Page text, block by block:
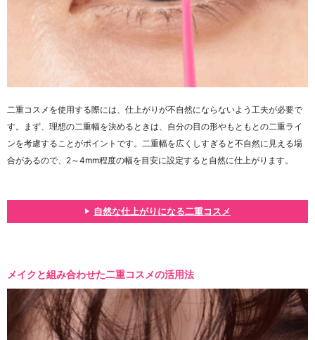
二重コスメを使用する際には、仕上がりが不自然にならないよう工夫が必要で
す。まず、理想の二重幅を決めるときは、自分の目の形やもともとの二重ライ
ンを考慮することがポイントです。二重幅を広くしすぎると不自然に見える場
合があるので、2～4mm程度の幅を目安に設定すると自然に仕上がります。
自然な仕上がりになる二重コスメ
メイクと組み合わせた二重コスメの活用法